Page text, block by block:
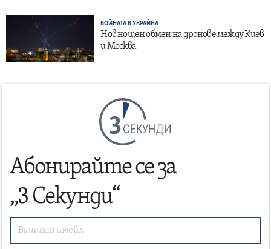
ВОЙНАТА В УКРАЙНА
Нов нощен обмен на дронове между Киев
и Москва
СЕКУНДИ
Абонирайте се за
„3 Секунди“